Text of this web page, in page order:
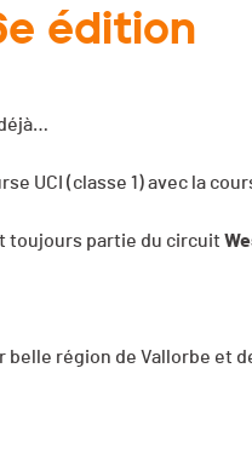
édition
UCI (classe 1) avec la
toujours partie du circuit
région de Vallorbe et